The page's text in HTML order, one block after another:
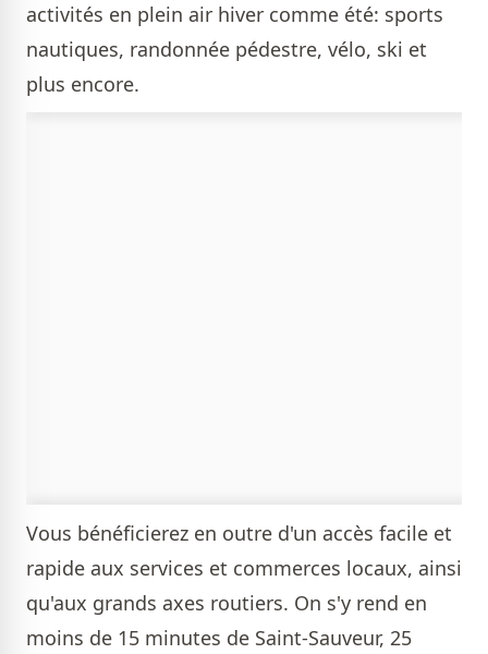
activités en plein air hiver comme été: sports
nautiques, randonnée pédestre, vélo, ski et
plus encore.
Vous bénéficierez en outre d'un accès facile et
rapide aux services et commerces locaux, ainsi
qu'aux grands axes routiers. On s'y rend en
moins de 15 minutes de Saint-Sauveur, 25